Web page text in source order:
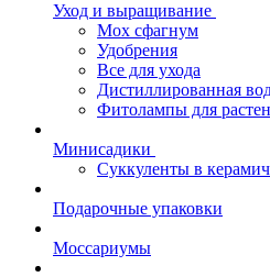
Уход и выращивание
Мох сфагнум
Удобрения
Все для ухода
Дистиллированная
Фитолампы для
Минисадики
Суккуленты в
Подарочные упаковки
Моссариумы